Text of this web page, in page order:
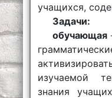
учащихся,
Задачи:
обучающая
изучаемой
знания